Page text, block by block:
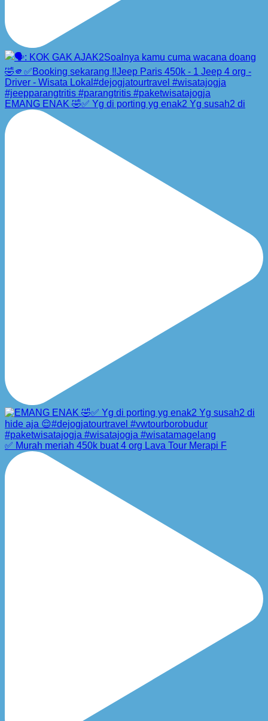
EMANG ENAK 🤣✅ Yg di porting yg enak2 Yg susah2 di
✅ Murah meriah 450k buat 4 org Lava Tour Merapi F